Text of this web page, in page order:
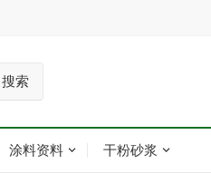
搜索
涂料资料 干粉砂浆